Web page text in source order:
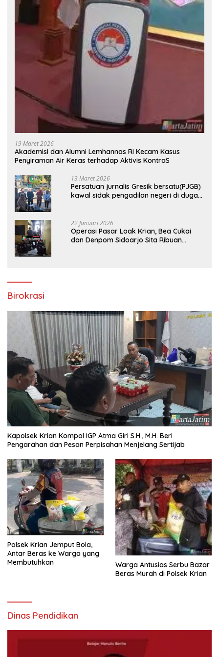
19 Maret 2026
Akademisi dan Alumni Lemhannas RI Kecam Kasus
Penyiraman Air Keras terhadap Aktivis KontraS
13 Maret 2026
Persatuan jurnalis Gresik bersatu(PJGB)
kawal sidak pengadilan negeri di duga
22 Januari 2026
Operasi Pasar Loak Krian, Bea Cukai
dan Denpom Sidoarjo Sita Ribuan
Birokrasi
Kapolsek Krian Kompol IGP Atma Giri S.H., M.H. Beri
Pengarahan dan Pesan Perpisahan Menjelang Sertijab
Polsek Krian Jemput Bola,
Antar Beras ke Warga yang
Membutuhkan
Warga Antusias Serbu Bazar
Beras Murah di Polsek Krian
Dinas Pendidikan